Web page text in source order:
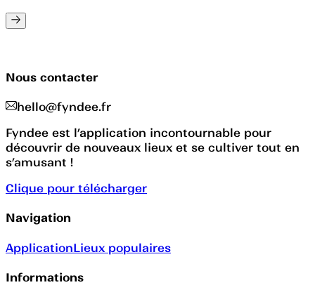
Nous contacter
hello@fyndee.fr
Fyndee est l’application incontournable pour
découvrir de nouveaux lieux et se cultiver tout en
s’amusant !
Clique pour télécharger
Navigation
ApplicationLieux populaires
Informations